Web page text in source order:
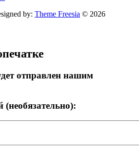
by: Theme Freesia © 2026
отправлен нашим